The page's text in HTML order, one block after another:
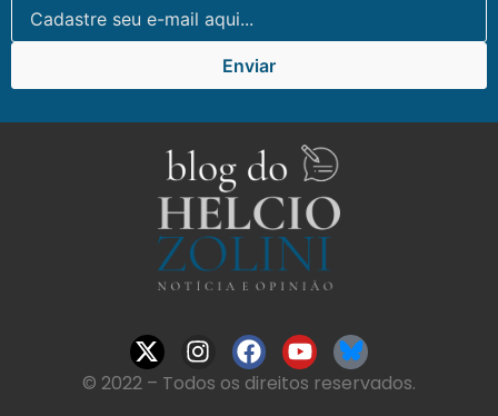
Enviar
© 2022 – Todos os direitos reservados.